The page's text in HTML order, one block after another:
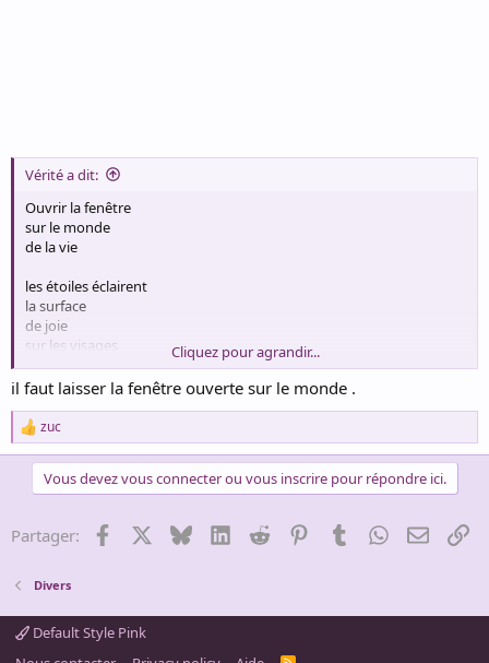
Vérité a dit:
Ouvrir la fenêtre
sur le monde
de la vie
les étoiles éclairent
la surface
de joie
sur les visages
des fleurs vivantes
demain
la fenêtre libre .
Cliquez pour agrandir...
il faut laisser la fenêtre ouverte sur le monde .
R
e
o
:
zuc
Vous devez vous connecter ou vous inscrire pour répondre ici.
Partager: Facebook BlueskyLinkedInReddit PinterestTumblrWhatsApp
Email
Divers
Default Style Pink